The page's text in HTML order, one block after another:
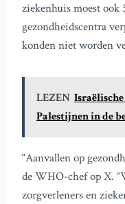
ziekenhuis moest ook
gezondheidscentra
konden niet worden
LEZEN
Palestijnen in de
“Aanvallen op
de WHO-chef op X.
zorgverleners en